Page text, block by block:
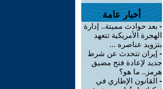
أخبار عامة
- بعد حوادث مميتة.. إدارة
الهجرة الأمريكية تتعهد
بتزويد عناصره ...
- إيران تتحدث عن شرط
جديد لإعادة فتح مضيق
هرمز.. ما هو؟
- القانون الإطاري في